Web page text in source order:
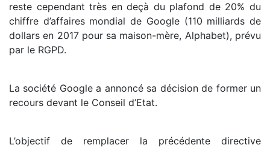
reste cependant très en deçà du plafond de 20% du
chiffre d’affaires mondial de Google (110 milliards de
dollars en 2017 pour sa maison-mère, Alphabet), prévu
par le RGPD.
La société Google a annoncé sa décision de former un
recours devant le Conseil d’Etat.
L’objectif de remplacer la précédente directive